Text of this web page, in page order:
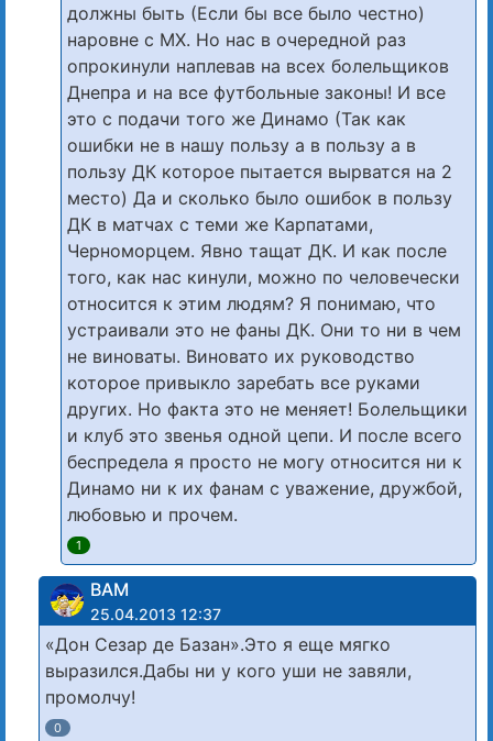
должны быть (Если бы все было честно)
наровне с МХ. Но нас в очередной раз
опрокинули наплевав на всех болельщиков
Днепра и на все футбольные законы! И все
это с подачи того же Динамо (Так как
ошибки не в нашу пользу а в пользу а в
пользу ДК которое пытается вырватся на 2
место) Да и сколько было ошибок в пользу
ДК в матчах с теми же Карпатами,
Черноморцем. Явно тащат ДК. И как после
того, как нас кинули, можно по человечески
относится к этим людям? Я понимаю, что
устраивали это не фаны ДК. Они то ни в чем
не виноваты. Виновато их руководство
которое привыкло заребать все руками
других. Но факта это не меняет! Болельщики
и клуб это звенья одной цепи. И после всего
беспредела я просто не могу относится ни к
Динамо ни к их фанам с уважение, дружбой,
любовью и прочем.
1
ВАМ
25.04.2013 12:37
«Дон Сезар де Базан».Это я еще мягко
выразился.Дабы ни у кого уши не завяли,
промолчу!
0